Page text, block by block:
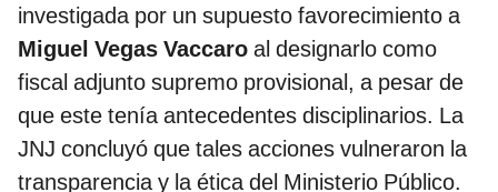
investigada por un supuesto favorecimiento a
Miguel Vegas Vaccaro al designarlo como
fiscal adjunto supremo provisional, a pesar de
que este tenía antecedentes disciplinarios. La
JNJ concluyó que tales acciones vulneraron la
transparencia y la ética del Ministerio Público.